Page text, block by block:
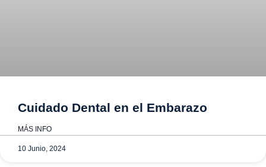
Cuidado Dental en el Embarazo
MÁS INFO
10 Junio, 2024